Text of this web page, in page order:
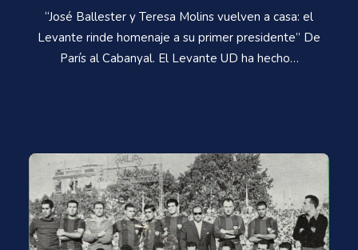
“José Ballester y Teresa Molins vuelven a casa: el
Levante rinde homenaje a su primer presidente” De
París al Cabanyal. El Levante UD ha hecho…